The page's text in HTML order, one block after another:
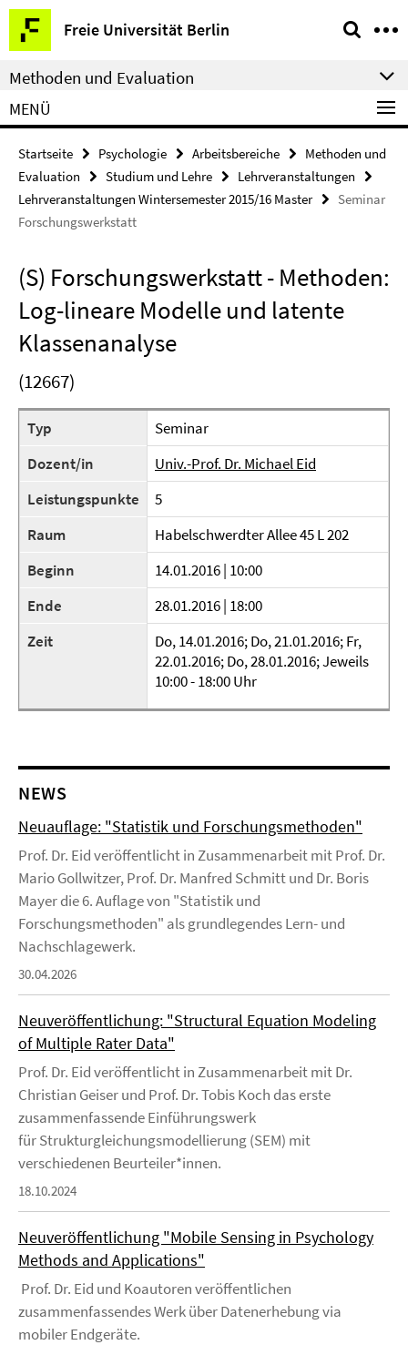
Springe
direkt
zu
Inhalt
Freie Universität Berlin
Service-
Navigation
Methoden und Evaluation
MENÜ
Startseite Psychologie Arbeitsbereiche
Methoden und
Evaluation
Studium und Lehre
Lehrveranstaltungen
Lehrveranstaltungen Wintersemester 2015/16 Master
Seminar
Forschungswerkstatt
(S) Forschungswerkstatt - Methoden:
Log-lineare Modelle und latente
Klassenanalyse
(12667)
Typ
Seminar
Dozent/in
Univ.-Prof. Dr. Michael Eid
Leistungspunkte
5
Raum
Habelschwerdter Allee 45 L 202
Beginn
14.01.2016 | 10:00
Ende
28.01.2016 | 18:00
Zeit
Do, 14.01.2016; Do, 21.01.2016; Fr,
22.01.2016; Do, 28.01.2016; Jeweils
10:00 - 18:00 Uhr
NEWS
Neuauflage: "Statistik und Forschungsmethoden"
Prof. Dr. Eid veröffentlicht in Zusammenarbeit mit Prof. Dr.
Mario Gollwitzer, Prof. Dr. Manfred Schmitt und Dr. Boris
Mayer die 6. Auflage von "Statistik und
Forschungsmethoden" als grundlegendes Lern- und
Nachschlagewerk.
30.04.2026
Neuveröffentlichung: "Structural Equation Modeling
of Multiple Rater Data"
Prof. Dr. Eid veröffentlicht in Zusammenarbeit mit Dr.
Christian Geiser und Prof. Dr. Tobis Koch das erste
zusammenfassende Einführungswerk
für Strukturgleichungsmodellierung (SEM) mit
verschiedenen Beurteiler*innen.
18.10.2024
Neuveröffentlichung "Mobile Sensing in Psychology
Methods and Applications"
Prof. Dr. Eid und Koautoren veröffentlichen
zusammenfassendes Werk über Datenerhebung via
mobiler Endgeräte.